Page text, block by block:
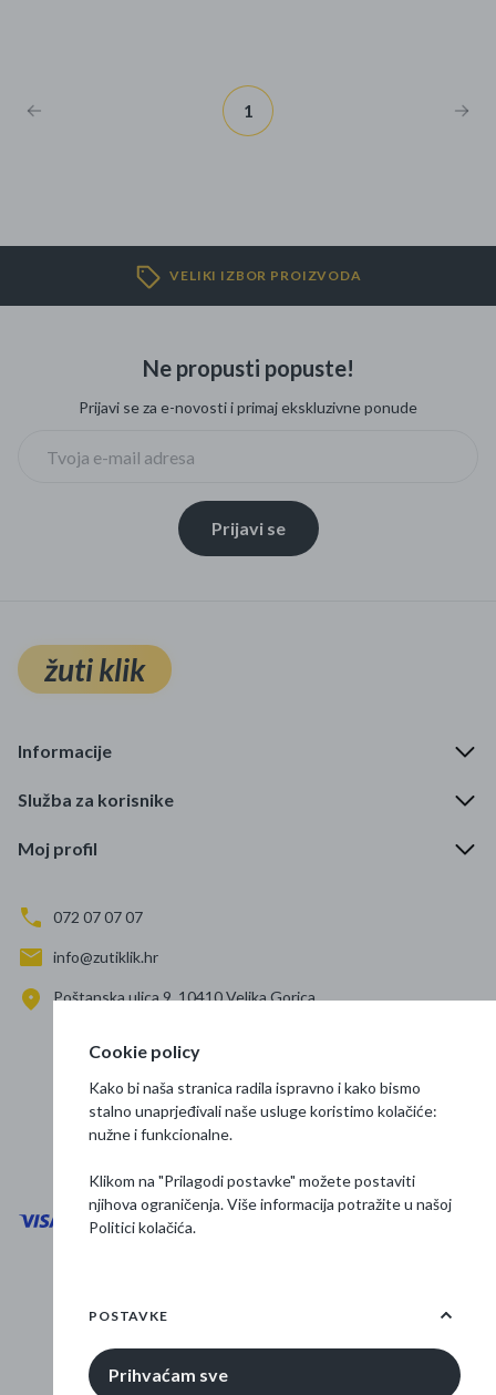
1
VELIKI IZBOR PROIZVODA
Ne propusti popuste!
Prijavi se za e-novosti i primaj ekskluzivne ponude
Prijavi se
žuti klik
Informacije
Služba za korisnike
Moj profil
072 07 07 07
info@zutiklik.hr
Poštanska ulica 9, 10410 Velika Gorica
Prati nas
Osnovne informacije
© 2026 Žuti klik
Cookie policy
Kako bi naša stranica radila ispravno i kako bismo
stalno unaprjeđivali naše usluge koristimo kolačiće:
nužne i funkcionalne.
Klikom na "Prilagodi postavke" možete postaviti
njihova ograničenja. Više informacija potražite u našoj
Politici kolačića.
POSTAVKE
Prihvaćam sve